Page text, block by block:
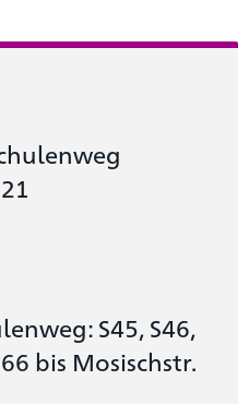
S45, S46,
bis Mosischstr.